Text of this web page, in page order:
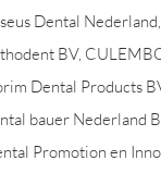
Dental
BV,
Dental Products
bauer Nederland
Promotion en